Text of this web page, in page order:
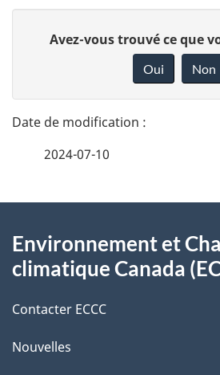
t
a
l
s
d
e
l
n
o
t
r
r
t
Avez-vous trouvé ce que
Oui Non
2024-07-10
propos
ce
site
Environnement et
climatique Canada
Contacter ECCC
Nouvelles